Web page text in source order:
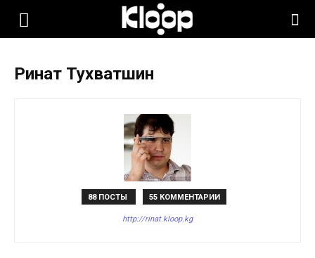
KLOOP.KG
Ринат Тухватшин
88 ПОСТЫ 55 КОММЕНТАРИИ
http://rinat.kloop.kg